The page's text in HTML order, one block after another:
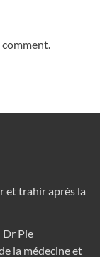
et trahir après la
Dr Pie
la médecine et